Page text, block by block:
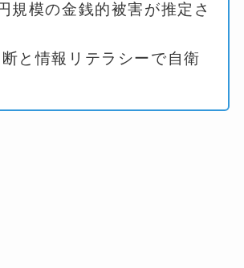
規模の金銭的被害が推定さ
と情報リテラシーで自衛